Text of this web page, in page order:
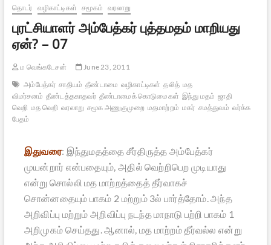
தொடர் வழிகாட்டிகள் சமூகம் வரலாறு
புரட்சியாளர் அம்பேத்கர் புத்தமதம் மாறியது
ஏன்? – 07
ம வெங்கடேசன்
June 23, 2011
அம்பேத்கர் சாதியம் தீண்டாமை வழிகாட்டிகள் தலித் மத
விமர்சனம் தீண்டத்தகாதவர் தீண்டாமைக் கொடுமைகள் இந்து மதம் ஜாதி
வெறி மத வெறி வரலாறு சமூக அணுகுமுறை மதமாற்றம் மகர் சமத்துவம் வர்க்க
பேதம்
இதுவரை: இந்துமதத்தை சீர்திருத்த அம்பேத்கர்
முயன்றார் என்பதையும், அதில் வெற்றிபெற முடியாது
என்று சொல்லி மத மாற்றத்தைத் தீர்வாகச்
சொன்னதையும் பாகம் 2 மற்றும் 3ல் பார்த்தோம். அந்த
அறிவிப்பு மற்றும் அறிவிப்பு நடந்த மாநாடு பற்றி பாகம் 1
அறிமுகம் செய்தது. ஆனால், மத மாற்றம் தீர்வல்ல என்று